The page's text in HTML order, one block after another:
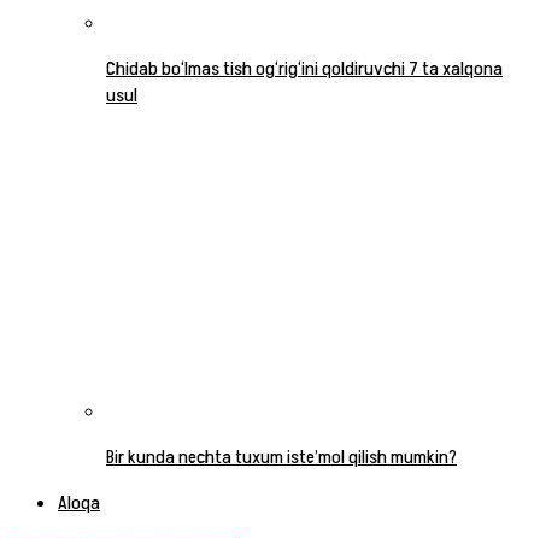
Chidab bo‘lmas tish og‘rig‘ini qoldiruvchi 7 ta xalqona
usul
Bir kunda nechta tuxum iste’mol qilish mumkin?
Aloqa